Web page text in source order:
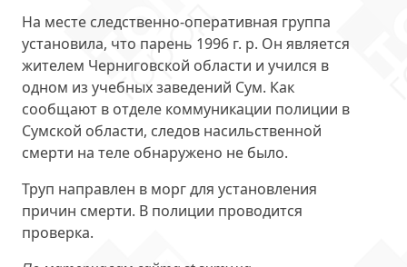
На месте следственно-оперативная группа
установила, что парень 1996 г. р. Он является
жителем Черниговской области и учился в
одном из учебных заведений Сум. Как
сообщают в отделе коммуникации полиции в
Сумской области, следов насильственной
смерти на теле обнаружено не было.
Труп направлен в морг для установления
причин смерти. В полиции проводится
проверка.